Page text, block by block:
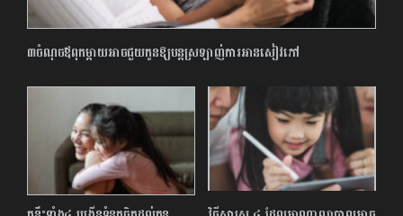
៣ចំណុចឪពុកម្ដាយអាចជួយកូនឱ្យបន្តស្រឡាញ់ការអានសៀវភៅ